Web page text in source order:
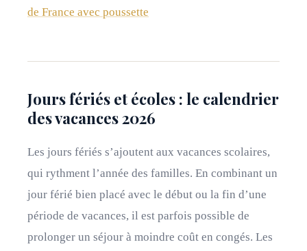
de France avec poussette
Jours fériés et écoles : le calendrier
des vacances 2026
Les jours fériés s’ajoutent aux vacances scolaires,
qui rythment l’année des familles. En combinant un
jour férié bien placé avec le début ou la fin d’une
période de vacances, il est parfois possible de
prolonger un séjour à moindre coût en congés. Les